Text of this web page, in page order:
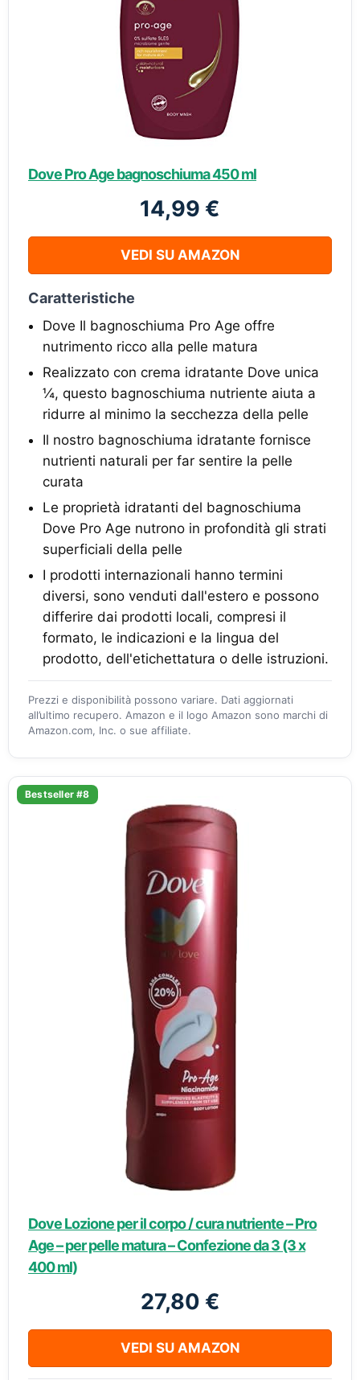
Dove Pro Age bagnoschiuma 450 ml
14,99 €
VEDI SU AMAZON
Caratteristiche
Dove Il bagnoschiuma Pro Age offre
nutrimento ricco alla pelle matura
Realizzato con crema idratante Dove unica
¼, questo bagnoschiuma nutriente aiuta a
ridurre al minimo la secchezza della pelle
Il nostro bagnoschiuma idratante fornisce
nutrienti naturali per far sentire la pelle
curata
Le proprietà idratanti del bagnoschiuma
Dove Pro Age nutrono in profondità gli strati
superficiali della pelle
I prodotti internazionali hanno termini
diversi, sono venduti dall'estero e possono
differire dai prodotti locali, compresi il
formato, le indicazioni e la lingua del
prodotto, dell'etichettatura o delle istruzioni.
Prezzi e disponibilità possono variare. Dati aggiornati
all’ultimo recupero. Amazon e il logo Amazon sono marchi di
Amazon.com, Inc. o sue affiliate.
Bestseller #8
Dove Lozione per il corpo / cura nutriente – Pro
Age – per pelle matura – Confezione da 3 (3 x
400 ml)
27,80 €
VEDI SU AMAZON